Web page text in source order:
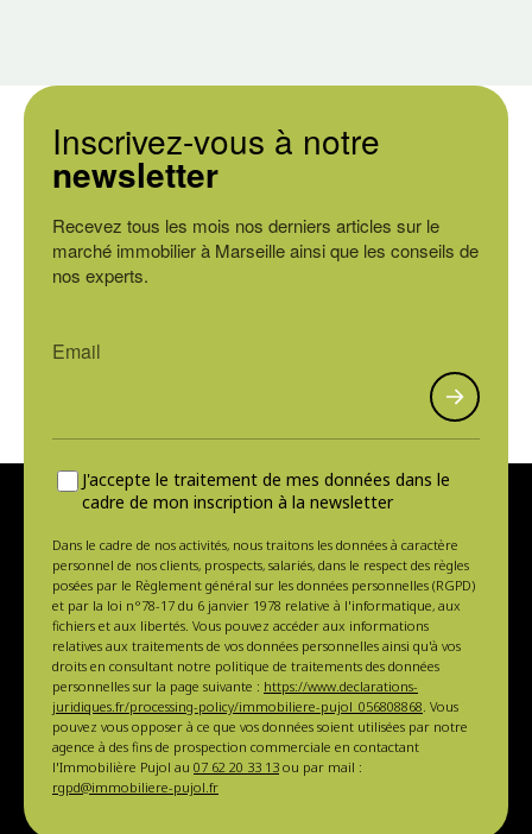
Inscrivez-vous à notre
newsletter
Recevez tous les mois nos derniers articles sur le
marché immobilier à Marseille ainsi que les conseils de
nos experts.
J'accepte le traitement de mes données dans le
cadre de mon inscription à la newsletter
Dans le cadre de nos activités, nous traitons les données à caractère
personnel de nos clients, prospects, salariés, dans le respect des règles
posées par le Règlement général sur les données personnelles (RGPD)
et par la loi n°78-17 du 6 janvier 1978 relative à l'informatique, aux
fichiers et aux libertés. Vous pouvez accéder aux informations
relatives aux traitements de vos données personnelles ainsi qu'à vos
droits en consultant notre politique de traitements des données
personnelles sur la page suivante : https://www.declarations-
juridiques.fr/processing-policy/immobiliere-pujol_056808868. Vous
pouvez vous opposer à ce que vos données soient utilisées par notre
agence à des fins de prospection commerciale en contactant
l'Immobilière Pujol au 07 62 20 33 13 ou par mail :
rgpd@immobiliere-pujol.fr